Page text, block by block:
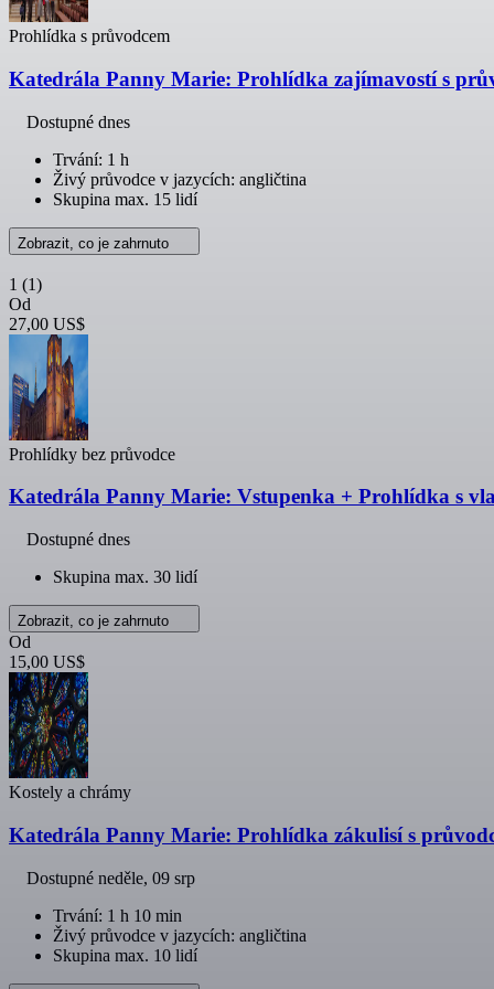
Prohlídka s průvodcem
Katedrála Panny Marie: Prohlídka zajímavostí s
Dostupné dnes
Trvání: 1 h
Živý průvodce v jazycích: angličtina
Skupina max. 15 lidí
Zobrazit, co je zahrnuto
1 (1)
Od
27,00 US$
Prohlídky bez průvodce
Katedrála Panny Marie: Vstupenka + Prohlídka s
Dostupné dnes
Skupina max. 30 lidí
Zobrazit, co je zahrnuto
Od
15,00 US$
Kostely a chrámy
Katedrála Panny Marie: Prohlídka zákulisí s
Dostupné neděle, 09 srp
Trvání: 1 h 10 min
Živý průvodce v jazycích: angličtina
Skupina max. 10 lidí